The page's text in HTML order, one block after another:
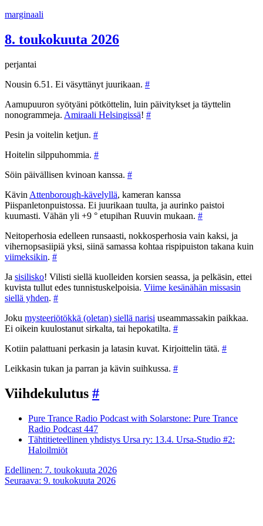
Siirry
marginaali
8. toukokuuta 2026
perjantai
Nousin 6.51. Ei väsyttänyt juurikaan. #
Aamupuuron syötyäni pötköttelin, luin päivitykset ja täyttelin
nonogrammeja. Amiraali Helsingissä! #
Pesin ja voitelin ketjun. #
Hoitelin silppuhommia. #
Söin päivällisen kvinoan kanssa. #
Kävin Attenborough-kävelyllä, kameran kanssa
Piispanletonpuistossa. Ei juurikaan tuulta, ja aurinko paistoi
kuumasti. Vähän yli +9 ° etupihan Ruuvin mukaan. #
Neitoperhosia edelleen runsaasti, nokkosperhosia vain kaksi, ja
vihernopsasiipiä yksi, siinä samassa kohtaa rispipuiston takana kuin
viimeksikin. #
Ja sisilisko! Vilisti siellä kuolleiden korsien seassa, ja pelkäsin, ettei
kuvista tullut edes tunnistuskelpoisia. Viime kesänähän missasin
siellä yhden. #
Joku mysteeriötökkä (oletan) siellä narisi useammassakin paikkaa.
Ei oikein kuulostanut sirkalta, tai hepokatilta. #
Kotiin palattuani perkasin ja latasin kuvat. Kirjoittelin tätä. #
Leikkasin tukan ja parran ja kävin suihkussa. #
Viihdekulutus #
Pure Trance Radio Podcast with Solarstone: Pure Trance
Radio Podcast 447
Tähtitieteellinen yhdistys Ursa ry: 13.4. Ursa-Studio #2:
Haloilmiöt
Artikkelien
selaus
Edellinen: 7. toukokuuta 2026
Seuraava: 9. toukokuuta 2026